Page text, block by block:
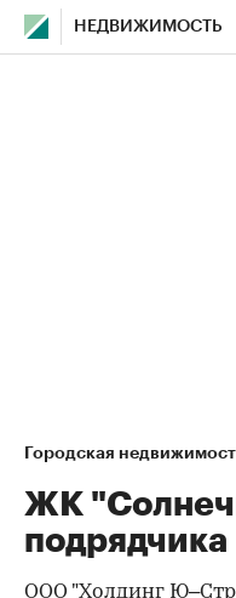
НЕДВИЖИМОСТЬ
Городская
ЖК
подрядчика
ООО "Холдинг